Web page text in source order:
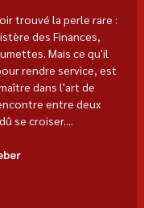
trouvé la perle rare :
des Finances,
Mais ce qu'il
rendre service, est
dans l'art de
entre deux
se croiser....